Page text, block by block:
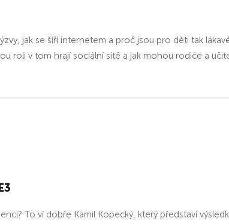
jak se šíří internetem a proč jsou pro děti tak
roli v tom hrají sociální sítě a jak mohou rodiče a
To ví dobře Kamil Kopecký, který představí